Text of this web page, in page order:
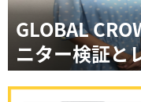
GLOBAL
ニター検証と